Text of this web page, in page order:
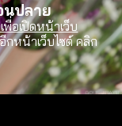
นปลาย
พื่อเปิดหน้าเว็บ
กหน้าเว็บไซต์ คลิก